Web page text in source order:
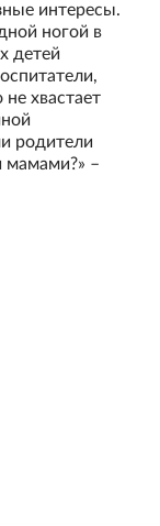
интересы.
ногой в
детей
хвастает
родители
мамами?» –